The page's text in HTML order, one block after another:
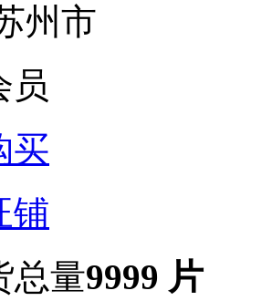
州市
员
买
铺
总量9999 片